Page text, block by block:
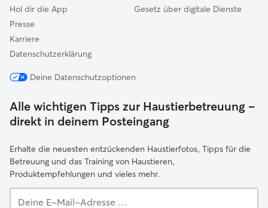
Hol dir die App
Presse
Karriere
Datenschutzerklärung
Gesetz über digitale Dienste
Deine Datenschutzoptionen
Alle wichtigen Tipps zur Haustierbetreuung –
direkt in deinem Posteingang
Erhalte die neuesten entzückenden Haustierfotos, Tipps für die
Betreuung und das Training von Haustieren,
Produktempfehlungen und vieles mehr.